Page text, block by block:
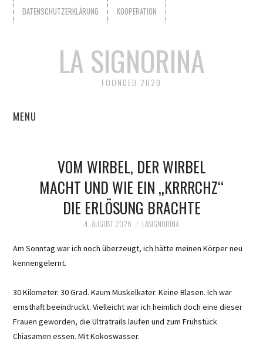
DATENSCHUTZERKLÄRUNG KOOPERATION
LA SIGNORINA
FOUNDED 2020
MENU
KOOPERATION
WER IST LA SIGNORINA?
VOM WIRBEL, DER WIRBEL
MACHT UND WIE EIN „KRRRCHZ“
DIE ERLÖSUNG BRACHTE
4. AUGUST 2026 LASIGNORINA
Am Sonntag war ich noch überzeugt, ich hätte meinen Körper neu
kennengelernt.
30 Kilometer. 30 Grad. Kaum Muskelkater. Keine Blasen. Ich war
ernsthaft beeindruckt. Vielleicht war ich heimlich doch eine dieser
Frauen geworden, die Ultratrails laufen und zum Frühstück
Chiasamen essen. Mit Kokoswasser.